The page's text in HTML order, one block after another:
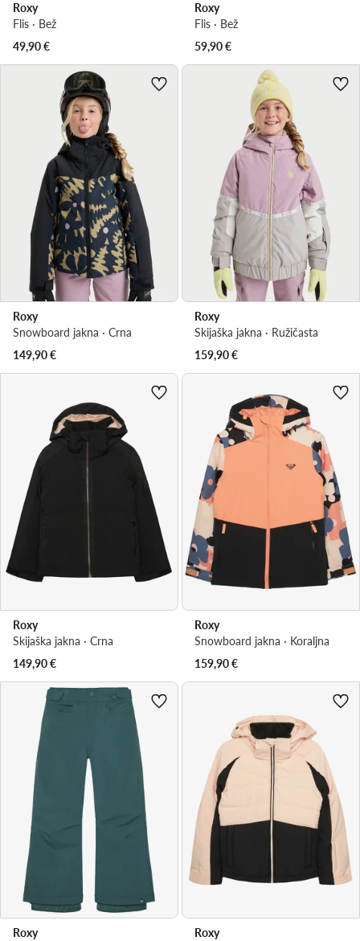
Roxy
Flis · Bež
49,90€
Roxy
Flis · Bež
59,90€
Roxy
Snowboard jakna · Crna
149,90€
Roxy
Skijaška jakna · Ružičasta
159,90€
Roxy
Skijaška jakna · Crna
149,90€
Roxy
Snowboard jakna · Koraljna
159,90€
Roxy Roxy